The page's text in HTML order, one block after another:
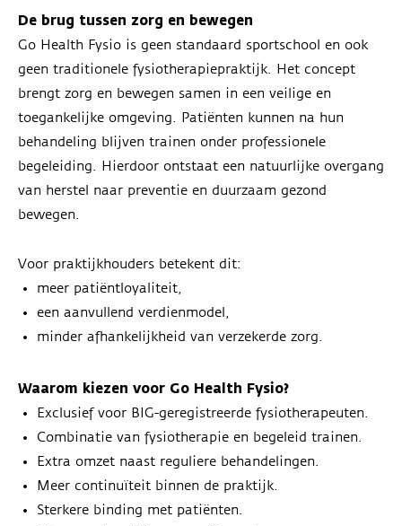
De brug tussen zorg en bewegen
Go Health Fysio is geen standaard sportschool en ook
geen traditionele fysiotherapiepraktijk. Het concept
brengt zorg en bewegen samen in een veilige en
toegankelijke omgeving. Patiënten kunnen na hun
behandeling blijven trainen onder professionele
begeleiding. Hierdoor ontstaat een natuurlijke overgang
van herstel naar preventie en duurzaam gezond
bewegen.
Voor praktijkhouders betekent dit:
meer patiëntloyaliteit,
een aanvullend verdienmodel,
minder afhankelijkheid van verzekerde zorg.
Waarom kiezen voor Go Health Fysio?
Exclusief voor BIG-geregistreerde fysiotherapeuten.
Combinatie van fysiotherapie en begeleid trainen.
Extra omzet naast reguliere behandelingen.
Meer continuïteit binnen de praktijk.
Sterkere binding met patiënten.